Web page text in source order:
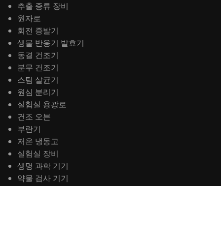
추출 증류 장비
원자로
회전 증발기
생물 반응기 발효기
동결 건조기
분무 건조기
스팀 살균기
원심 분리기
실험실 용광로
건조 오븐
부란기
저온 냉동고
실험실 장비
생명 과학 기기
약물 검사 기기